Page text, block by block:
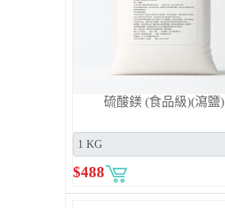
硫酸鎂 (食品級)(瀉鹽)
$488